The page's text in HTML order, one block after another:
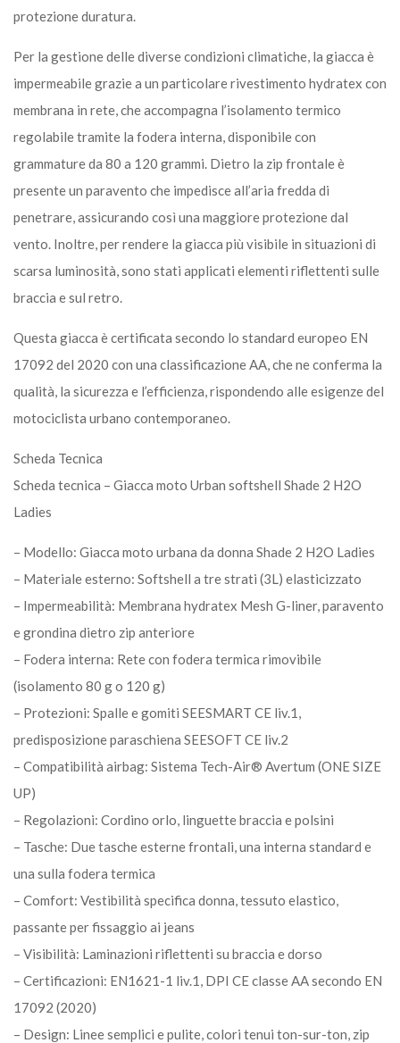
protezione duratura.
Per la gestione delle diverse condizioni climatiche, la giacca è
impermeabile grazie a un particolare rivestimento hydratex con
membrana in rete, che accompagna l’isolamento termico
regolabile tramite la fodera interna, disponibile con
grammature da 80 a 120 grammi. Dietro la zip frontale è
presente un paravento che impedisce all’aria fredda di
penetrare, assicurando così una maggiore protezione dal
vento. Inoltre, per rendere la giacca più visibile in situazioni di
scarsa luminosità, sono stati applicati elementi riflettenti sulle
braccia e sul retro.
Questa giacca è certificata secondo lo standard europeo EN
17092 del 2020 con una classificazione AA, che ne conferma la
qualità, la sicurezza e l’efficienza, rispondendo alle esigenze del
motociclista urbano contemporaneo.
Scheda Tecnica
Scheda tecnica – Giacca moto Urban softshell Shade 2 H2O
Ladies
– Modello: Giacca moto urbana da donna Shade 2 H2O Ladies
– Materiale esterno: Softshell a tre strati (3L) elasticizzato
– Impermeabilità: Membrana hydratex Mesh G-liner, paravento
e grondina dietro zip anteriore
– Fodera interna: Rete con fodera termica rimovibile
(isolamento 80 g o 120 g)
– Protezioni: Spalle e gomiti SEESMART CE liv.1,
predisposizione paraschiena SEESOFT CE liv.2
– Compatibilità airbag: Sistema Tech-Air® Avertum (ONE SIZE
UP)
– Regolazioni: Cordino orlo, linguette braccia e polsini
– Tasche: Due tasche esterne frontali, una interna standard e
una sulla fodera termica
– Comfort: Vestibilità specifica donna, tessuto elastico,
passante per fissaggio ai jeans
– Visibilità: Laminazioni riflettenti su braccia e dorso
– Certificazioni: EN1621-1 liv.1, DPI CE classe AA secondo EN
17092 (2020)
– Design: Linee semplici e pulite, colori tenui ton-sur-ton, zip